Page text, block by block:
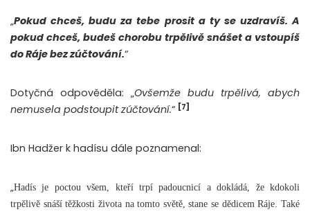
„Pokud chceš, budu za tebe prosit a ty se uzdravíš. A
pokud chceš, budeš chorobu trpělivě snášet a vstoupíš
do Ráje bez zúčtování.“
Dotyčná odpověděla: „Ovšemže budu trpělivá, abych
nemusela podstoupit zúčtování.“ [7]
Ibn Hadžer k hadísu dále poznamenal:
„Hadís je poctou všem, kteří trpí padoucnicí a dokládá, že kdokoli
trpělivě snáší těžkosti života na tomto světě, stane se dědicem Ráje. Také